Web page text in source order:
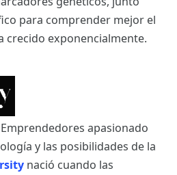
para comprender mejor el
crecido exponencialmente.
apasionado
y las posibilidades de la
nació cuando las